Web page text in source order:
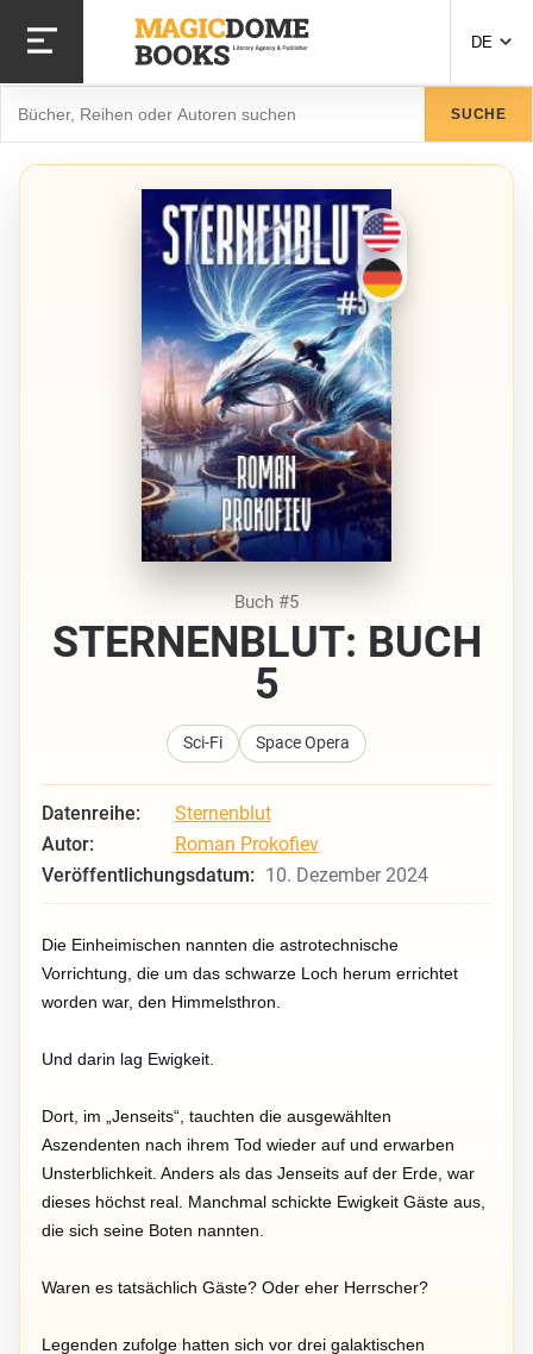
zum
Inhalt
DE
SUCHE
Buch #5
STERNENBLUT: BUCH
5
Sci-Fi Space Opera
Datenreihe:
Sternenblut
Autor:
Roman Prokofiev
Veröffentlichungsdatum: 10. Dezember 2024
Die Einheimischen nannten die astrotechnische
Vorrichtung, die um das schwarze Loch herum errichtet
worden war, den Himmelsthron.
Und darin lag Ewigkeit.
Dort, im „Jenseits“, tauchten die ausgewählten
Aszendenten nach ihrem Tod wieder auf und erwarben
Unsterblichkeit. Anders als das Jenseits auf der Erde, war
dieses höchst real. Manchmal schickte Ewigkeit Gäste aus,
die sich seine Boten nannten.
Waren es tatsächlich Gäste? Oder eher Herrscher?
Legenden zufolge hatten sich vor drei galaktischen